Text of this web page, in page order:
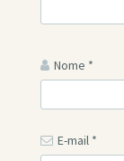
Nome *
E-mail *